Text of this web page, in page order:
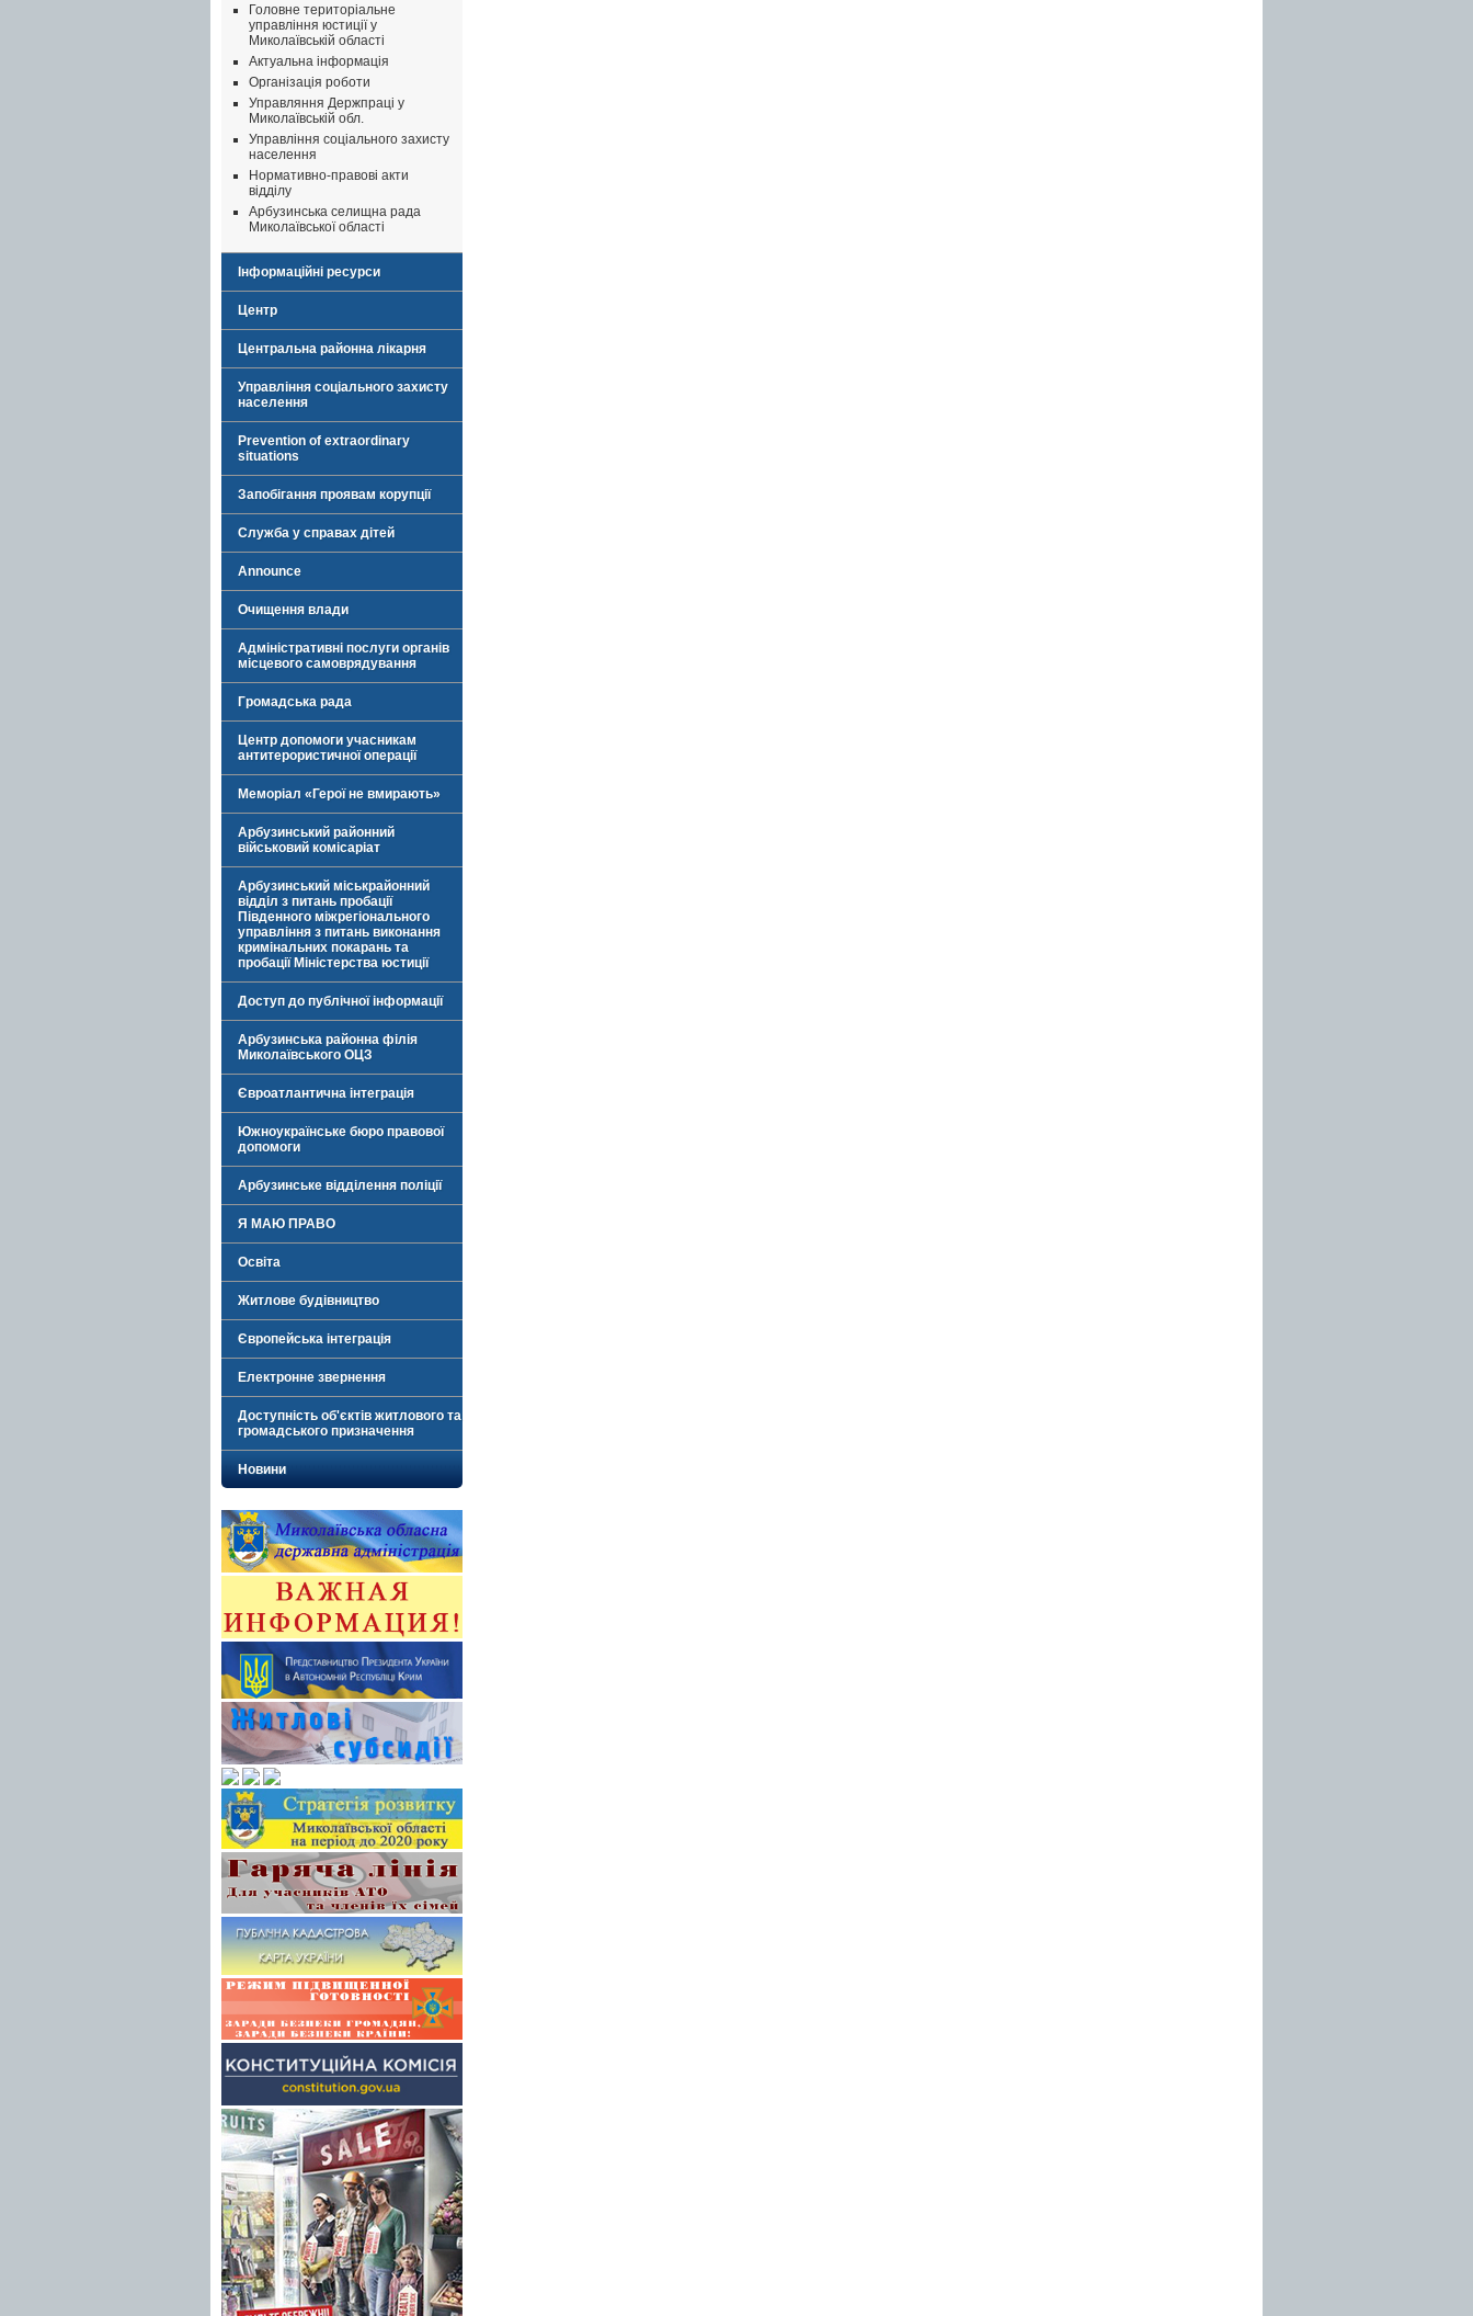
Головне територіальне
управління юстиції у
Миколаївській області
Актуальна інформація
Організація роботи
Управляння Держпраці у
Миколаївській обл.
Управління соціального захисту
населення
Нормативно-правові акти
відділу
Арбузинська селищна рада
Миколаївської області
Інформаційні ресурси
Центр
Центральна районна лікарня
Управління соціального захисту
населення
Prevention of extraordinary
situations
Запобігання проявам корупції
Служба у справах дітей
Announce
Очищення влади
Адміністративні послуги органів
місцевого самоврядування
Громадська рада
Центр допомоги учасникам
антитерористичної операції
Меморіал «Герої не вмирають»
Арбузинський районний
військовий комісаріат
Арбузинський міськрайонний
відділ з питань пробації
Південного міжрегіонального
управління з питань виконання
кримінальних покарань та
пробації Міністерства юстиції
Доступ до публічної інформації
Арбузинська районна філія
Миколаївського ОЦЗ
Євроатлантична інтеграція
Южноукраїнське бюро правової
допомоги
Арбузинське відділення поліції
Я МАЮ ПРАВО
Освіта
Житлове будівництво
Європейська інтеграція
Електронне звернення
Доступність об'єктів житлового та
громадського призначення
Новини